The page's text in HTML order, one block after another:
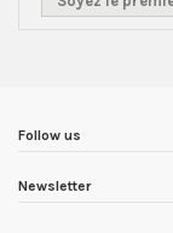
Follow us
Newsletter